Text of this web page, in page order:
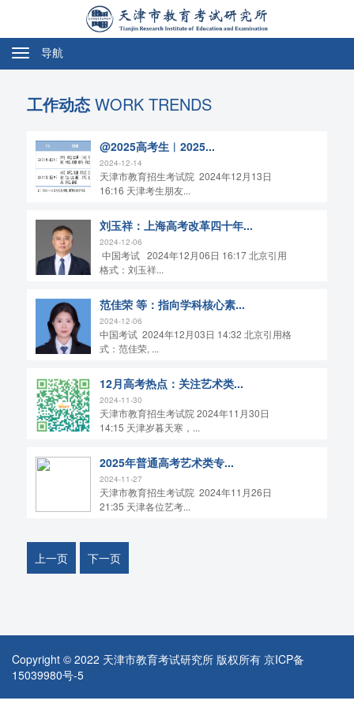
切
换
航
导航
工作动态 WORK TRENDS
@2025高考生︱2025...
2024-12-14
天津市教育招生考试院 2024年12月13日
16:16 天津考生朋友...
刘玉祥：上海高考改革四十年...
2024-12-06
中国考试 2024年12月06日 16:17 北京引用
格式：刘玉祥...
范佳荣 等：指向学科核心素...
2024-12-06
中国考试 2024年12月03日 14:32 北京引用格
式：范佳荣, ...
12月高考热点：关注艺术类...
2024-11-30
天津市教育招生考试院 2024年11月30日
14:15 天津岁暮天寒，...
2025年普通高考艺术类专...
2024-11-27
天津市教育招生考试院 2024年11月26日
21:35 天津各位艺考...
上一页 下一页
Copyright © 2022 天津市教育考试研究所 版权所有 京ICP备
15039980号-5